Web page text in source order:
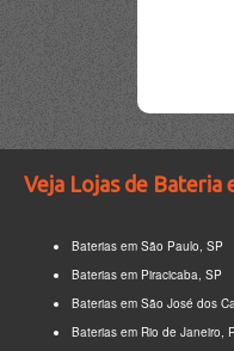
Veja Lojas de Bateria
Baterias em São Paulo, SP
Baterias em Piracicaba, SP
Baterias em São José dos
Baterias em Rio de Janeiro,